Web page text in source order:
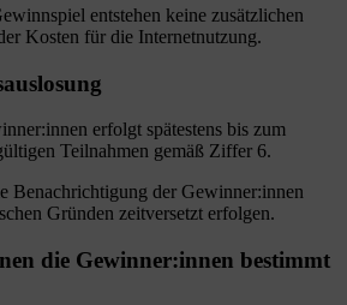
entstehen keine zusätzlichen
Kosten für die Internetnutzung.
erfolgt spätestens bis zum
Teilnahmen gemäß Ziffer 6.
Benachrichtigung der Gewinner:innen
Gründen zeitversetzt erfolgen.
die Gewinner:innen bestimmt